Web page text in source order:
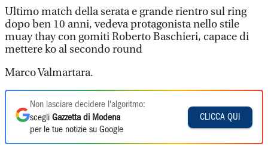
Ultimo match della serata e grande rientro sul ring
dopo ben 10 anni, vedeva protagonista nello stile
muay thay con gomiti Roberto Baschieri, capace di
mettere ko al secondo round
Marco Valmartara.
Non lasciare decidere l'algoritmo:
scegli Gazzetta di Modena
per le tue notizie su Google
CLICCA QUI